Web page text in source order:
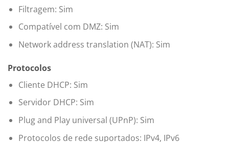
Filtragem: Sim
Compatível com DMZ: Sim
Network address translation (NAT): Sim
Protocolos
Cliente DHCP: Sim
Servidor DHCP: Sim
Plug and Play universal (UPnP): Sim
Protocolos de rede suportados: IPv4, IPv6